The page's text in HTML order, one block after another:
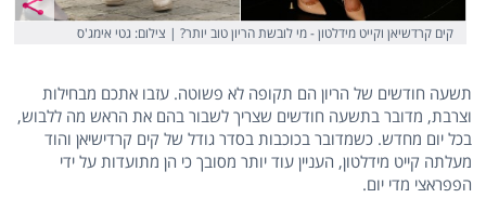
קים קרדשיאן וקייט מידלטון - מי לובשת הריון טוב יותר? | צילום: גטי אימג'ס
תשעה חודשים של הריון הם תקופה לא פשוטה. עזבו אתכם מבחילות
וצרבת, מדובר בתשעה חודשים שצריך לשבור בהם את הראש מה ללבוש,
בכל יום מחדש. כשמדובר בכוכבות בסדר גודל של קים קרדישיאן והוד
מעלתה קייט מידלטון, העניין עוד יותר מסובך כי הן מתועדות על ידי
הפפראצי מדי יום.